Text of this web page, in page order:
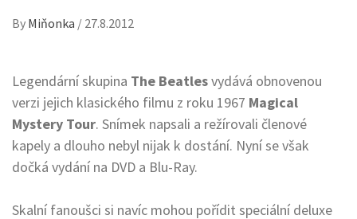
By Miňonka / 27.8.2012
Legendární skupina The Beatlesvydává obnovenou
verzi jejich klasického filmu z roku 1967 Magical
Mystery Tour. Snímek napsali a režírovali členové
kapely a dlouho nebyl nijak k dostání. Nyní se však
dočká vydání na DVD a Blu-Ray.
Skalní fanoušci si navíc mohou pořídit speciální deluxe